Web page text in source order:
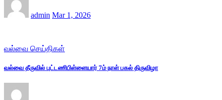
admin Mar 1, 2026
வல்வை செய்திகள்
வல்வை தீருவில் புட்டணிபிள்ளையார் 7ம் நாள் பகல் திருவிழா